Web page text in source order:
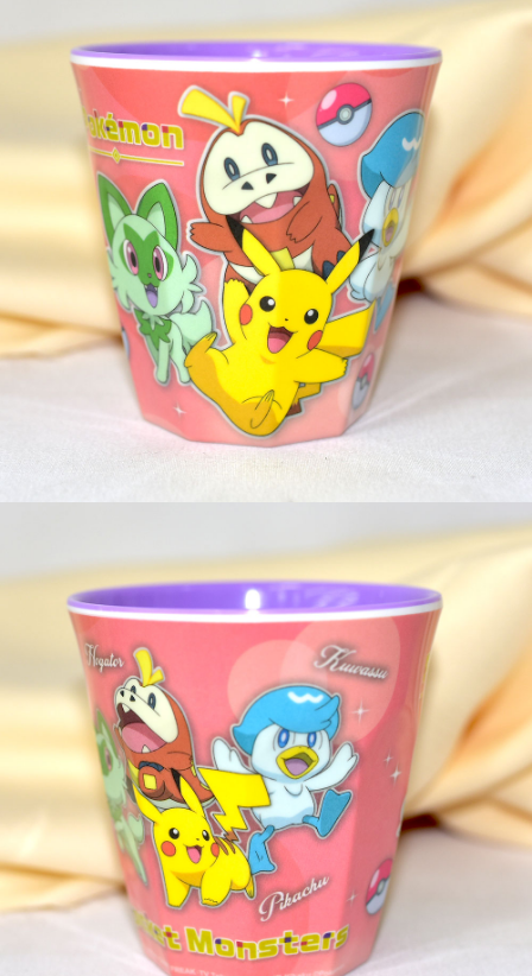
每筆NT$65，滿NT$999(含以上)免運費
每筆NT$100，滿NT$999(含以上)免運費